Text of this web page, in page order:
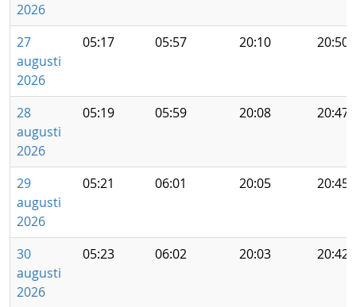
2026
27
augusti
2026
05:17 05:57 20:10 20:50
28
augusti
2026
05:19 05:59 20:08 20:47
29
augusti
2026
05:21 06:01 20:05 20:45
30
augusti
2026
05:23 06:02 20:03 20:42